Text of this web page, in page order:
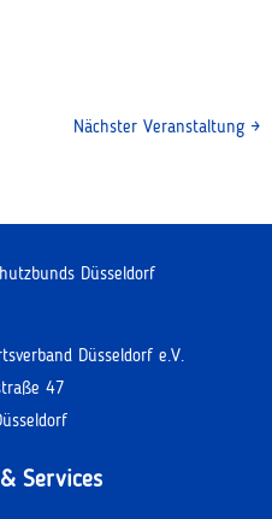
Nächster Veranstaltung →
Düsseldorf e.V.
47
Services